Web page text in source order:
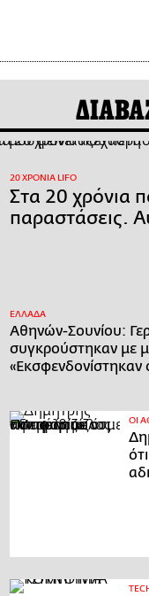
20 ΧΡΟΝΙΑ LIFO
Στα 20 χρόνια
παραστάσεις.
ΕΛΛΑΔΑ
Αθηνών-Σουνίου:
συγκρούστηκαν με
«Εκσφενδονίστηκαν
ΟΙ